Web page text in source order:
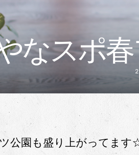
なスポ
公園も盛り上がってます